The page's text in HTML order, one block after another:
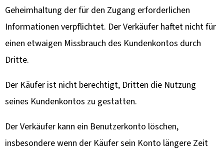
Geheimhaltung der für den Zugang erforderlichen
Informationen verpflichtet. Der Verkäufer haftet nicht für
einen etwaigen Missbrauch des Kundenkontos durch
Dritte.
Der Käufer ist nicht berechtigt, Dritten die Nutzung
seines Kundenkontos zu gestatten.
Der Verkäufer kann ein Benutzerkonto löschen,
insbesondere wenn der Käufer sein Konto längere Zeit